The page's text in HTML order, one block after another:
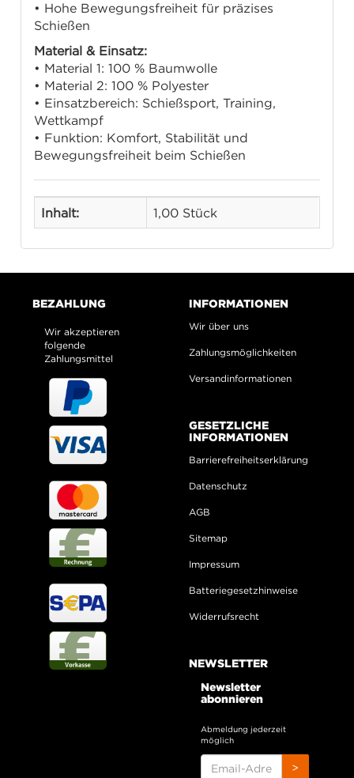
• Hohe Bewegungsfreiheit für präzises
Schießen
Material & Einsatz:
• Material 1: 100 % Baumwolle
• Material 2: 100 % Polyester
• Einsatzbereich: Schießsport, Training,
Wettkampf
• Funktion: Komfort, Stabilität und
Bewegungsfreiheit beim Schießen
Inhalt: 1,00 Stück
BEZAHLUNG
Wir akzeptieren
folgende
Zahlungsmittel
INFORMATIONEN
Wir über uns
Zahlungsmöglichkeiten
Versandinformationen
GESETZLICHE
INFORMATIONEN
Barrierefreiheitserklärung
Datenschutz
AGB
Sitemap
Impressum
Batteriegesetzhinweise
Widerrufsrecht
NEWSLETTER
Newsletter
abonnieren
Abmeldung jederzeit
möglich
ADRESSE
>